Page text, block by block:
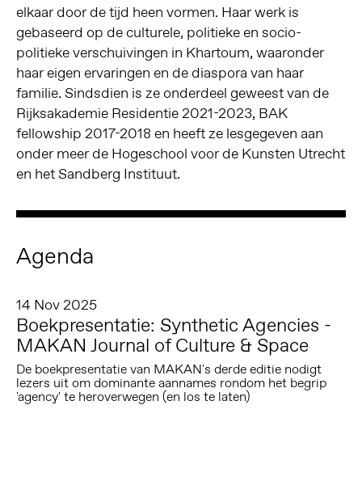
elkaar door de tijd heen vormen. Haar werk is
gebaseerd op de culturele, politieke en socio-
politieke verschuivingen in Khartoum, waaronder
haar eigen ervaringen en de diaspora van haar
familie. Sindsdien is ze onderdeel geweest van de
Rijksakademie Residentie 2021-2023, BAK
fellowship 2017-2018 en heeft ze lesgegeven aan
onder meer de Hogeschool voor de Kunsten Utrecht
en het Sandberg Instituut.
Agenda
14 Nov 2025
Boekpresentatie: Synthetic Agencies -
MAKAN Journal of Culture & Space
De boekpresentatie van MAKAN's derde editie nodigt
lezers uit om dominante aannames rondom het begrip
'agency' te heroverwegen (en los te laten)